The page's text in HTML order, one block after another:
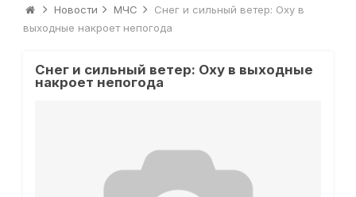
Новости МЧС
Снег и сильный ветер: Оху в
выходные накроет непогода
Снег и сильный ветер: Оху в выходные
накроет непогода